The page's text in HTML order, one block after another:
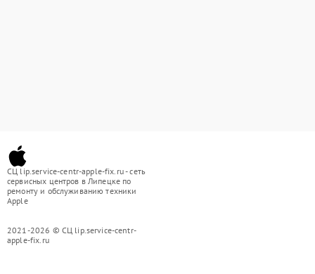
СЦ lip.service-centr-apple-fix.ru - сеть
сервисных центров в Липецке по
ремонту и обслуживанию техники
Apple
2021-2026 © СЦ lip.service-centr-
apple-fix.ru